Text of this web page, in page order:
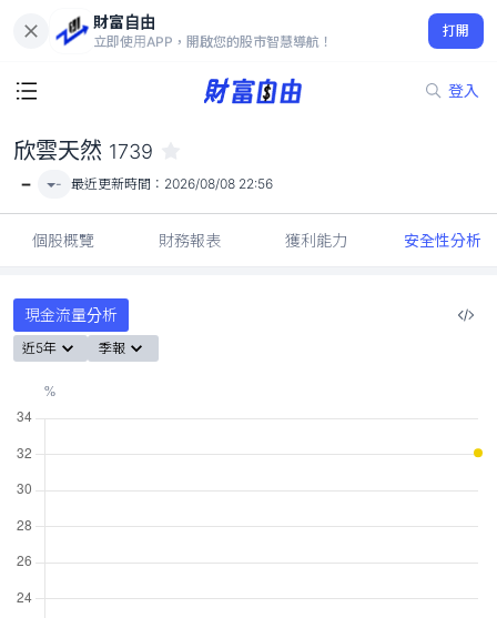
財富自由
立即使用APP，開啟您的股市智慧導航！
打開
登入
-
欣雲天然 1739
- - 最近更新時間： 2026/08/08 22:56
個股概覽 財務報表 獲利能力 安全性分析
現金流量分析
近5年 季報